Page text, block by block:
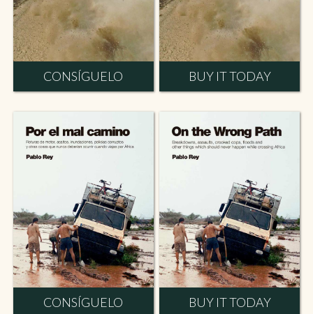
CONSÍGUELO BUY IT TODAY
CONSÍGUELO BUY IT TODAY